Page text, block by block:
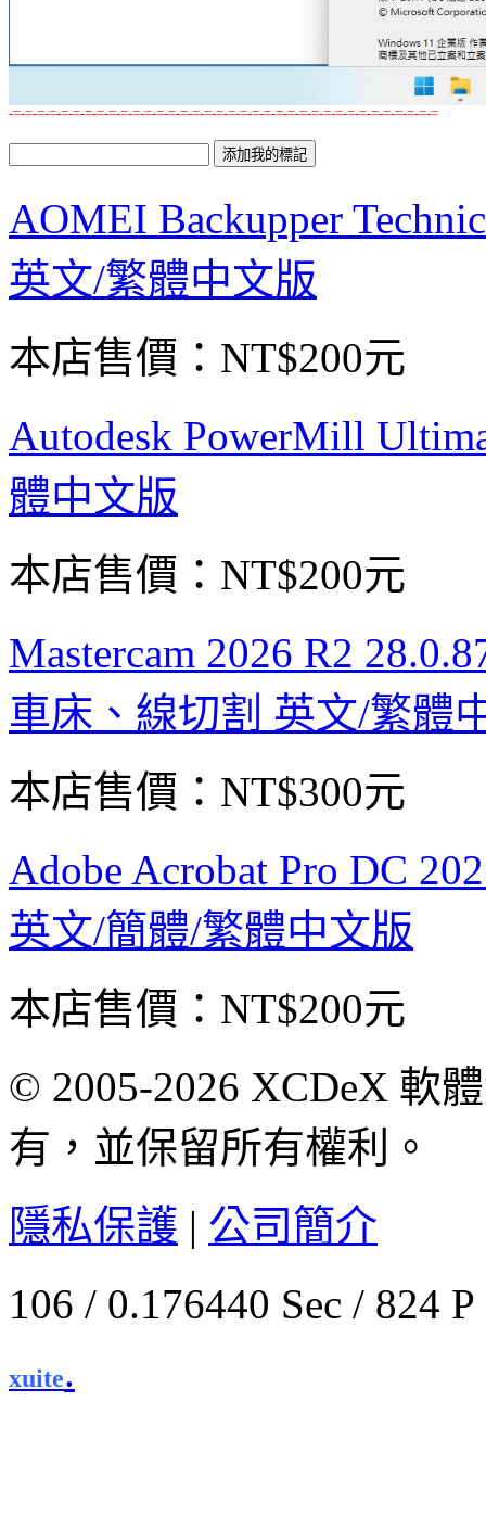
-=-=-=-=-=-=-=-=-=-=-=-=-=-=-=-=-=-=-=-=-=-=-=-=-=-=-=-=-=-=-=-=-=-=-=-=
AOMEI Backupper
英文/繁體中文版
本店售價： NT$200元
Autodesk PowerMill
體中文版
本店售價： NT$200元
Mastercam 2026 R2
車床、線切割 英文/繁體
本店售價： NT$300元
Adobe Acrobat Pro DC
英文/簡體/繁體中文版
本店售價： NT$200元
© 2005-2026 XCDeX 軟
有，並保留所有權利。
隱私保護 | 公司簡介
106 / 0.176440 Sec / 824
xuite.